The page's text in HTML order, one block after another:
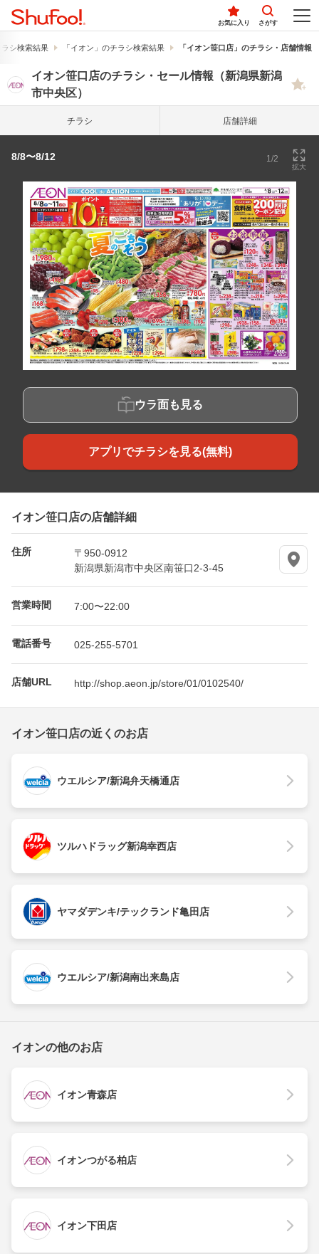
お気に入り さがす
シ検索結果 「イオン」のチラシ検索結果 「イオン笹口店」のチラシ・店舗情報
イオン笹口店のチラシ・セール情報（新潟県新潟
市中央区）
チラシ 店舗詳細
8/8〜8/12 1/2
拡大
ウラ面も見る
アプリでチラシを見る(無料)
イオン笹口店の店舗詳細
住所
〒950-0912
新潟県新潟市中央区南笹口2-3-45
営業時間 7:00〜22:00
電話番号 025-255-5701
店舗URL http://shop.aeon.jp/store/01/0102540/
イオン笹口店の近くのお店
ウエルシア/新潟弁天橋通店
ツルハドラッグ新潟幸西店
ヤマダデンキ/テックランド亀田店
ウエルシア/新潟南出来島店
イオンの他のお店
イオン青森店
イオンつがる柏店
イオン下田店